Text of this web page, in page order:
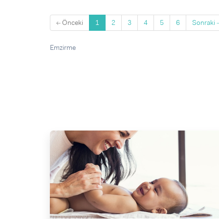
← Önceki 1 (current)
2 3 4 5 6 Sonraki
Emzirme